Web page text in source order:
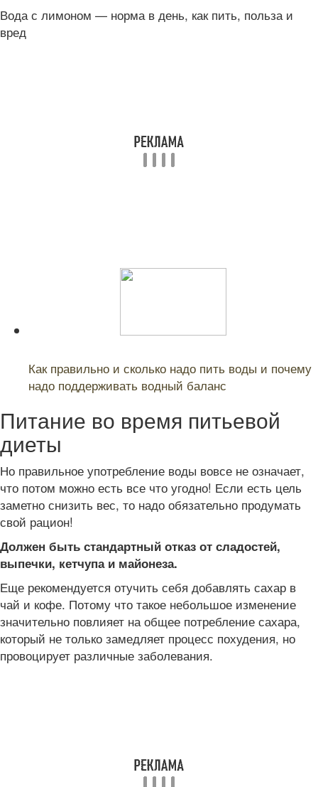
Вода с лимоном — норма в день, как пить, польза и
вред
Как правильно и сколько надо пить воды и почему
надо поддерживать водный баланс
Питание во время питьевой
диеты
Но правильное употребление воды вовсе не означает,
что потом можно есть все что угодно! Если есть цель
заметно снизить вес, то надо обязательно продумать
свой рацион!
Должен быть стандартный отказ от сладостей,
выпечки, кетчупа и майонеза.
Еще рекомендуется отучить себя добавлять сахар в
чай и кофе. Потому что такое небольшое изменение
значительно повлияет на общее потребление сахара,
который не только замедляет процесс похудения, но
провоцирует различные заболевания.